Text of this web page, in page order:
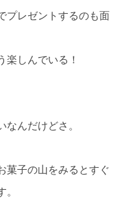
プレゼントするのも面
楽しんでいる！
んだけどさ。
菓子の山をみるとすぐ